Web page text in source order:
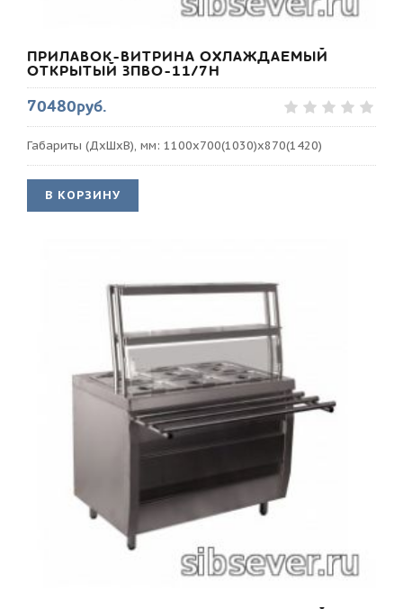
ПРИЛАВОК-ВИТРИНА ОХЛАЖДАЕМЫЙ
ОТКРЫТЫЙ ЗПВО-11/7Н
70480руб.
Габариты (ДхШхВ), мм: 1100х700(1030)х870(1420)
В КОРЗИНУ